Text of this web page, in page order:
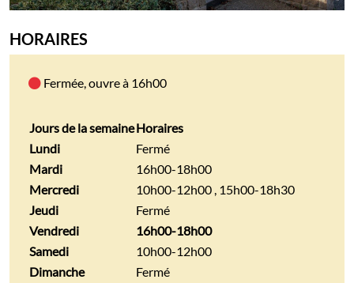
HORAIRES
Fermée, ouvre à 16h00
Horaires
Pluherlin
Jours de la semaineHoraires
Lundi
Fermé
Mardi
16h00-18h00
Mercredi
10h00-12h00 , 15h00-18h30
Jeudi
Fermé
Vendredi
16h00-18h00
Samedi
10h00-12h00
Dimanche
Fermé